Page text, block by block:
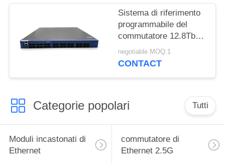
Sistema di riferimento
programmabile del
commutatore 12.8Tbps
di Ethernet della
piattaforma del
negotiable MOQ:1
CONTACT
Categorie popolari Tutti
Moduli incastonati di
Ethernet
commutatore di
Ethernet 2.5G